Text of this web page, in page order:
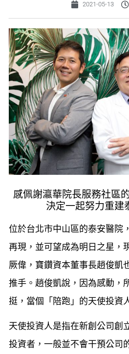
2021-05-13
感佩謝瀛華院長服務社區
決定一起努力重建
位於台北市中山區的泰安醫院
再現，並可望成為明日之星，
厥偉，寶鑽資本董事長趙俊凱
推手。趙俊凱說，因為感動，
挺，當個「陪跑」的天使投資
天使投資人是指在新創公司創
投資者，一般並不會干預公司